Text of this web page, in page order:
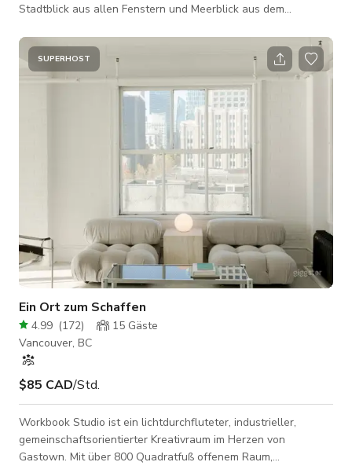
Stadtblick aus allen Fenstern und Meerblick aus dem
Betonböden und 700 Quadratfuß Fläche. Südausrichtung -
direkte Sonne ab dem Nachmittag Westausrichtung - direktes
Sonnenuntergangslicht bis zum Abend Das Studio ist
ausgestattet mit: - 2x C-Ständer - 2x V-Flats -
Rollhintergründe (Farben auf Anfrage) in 9 ft und 4
SUPERHOST
Ein Ort zum Schaffen
4.99 (172) 15 Gäste
Vancouver, BC
$85 CAD/Std.
Workbook Studio ist ein lichtdurchfluteter, industrieller,
gemeinschaftsorientierter Kreativraum im Herzen von
Gastown. Mit über 800 Quadratfuß offenem Raum,